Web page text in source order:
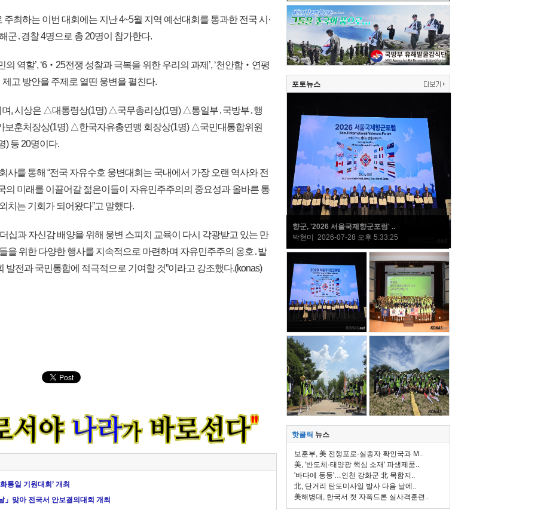
최하는 이번 대회에는 지난 4~5월 지역 예선대회를 통과한 전국 시·
군․경찰 4명으로 총 20명이 참가한다.
의 역할’, ‘6‧25전쟁 성찰과 극복을 위한 우리의 과제’, ‘천안함‧연평
제고 방안을 주제로 열띤 웅변을 펼친다.
며, 시상은 △대통령상(1명) △국무총리상(1명) △통일부․국방부․행
보훈처장상(1명) △한국자유총연맹 회장상(1명) △국민대통합위원
) 등 20명이다.
사를 통해 “전국 자유수호 웅변대회는 국내에서 가장 오랜 역사와 전
의 미래를 이끌어갈 젊은이들이 자유민주주의의 중요성과 올바른 통
치는 기회가 되어왔다”고 말했다.
십과 자신감 배양을 위해 웅변 스피치 교육이 다시 각광받고 있는 만
을 위한 다양한 행사를 지속적으로 마련하며 자유민주주의 옹호․발
발전과 국민통합에 적극적으로 기여할 것”이라고 강조했다.(konas)
통일 기원대회’ 개최
」맞아 전국서 안보결의대회 개최
포토뉴스
향군, '2026 서울국제향군포럼' ..
박현미 2026-07-28 오후 5:33:25
핫클릭 뉴스
보훈부, 美 전쟁포로·실종자 확인국과 M..
美, '반도체·태양광 핵심 소재' 파생제품..
'바다에 둥둥'…인천 강화군 北 목함지..
北, 단거리 탄도미사일 발사 다음 날에..
美해병대, 한국서 첫 자폭드론 실사격훈련..